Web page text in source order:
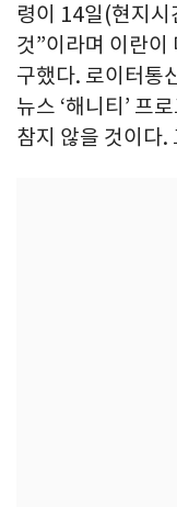
령이 14일(현지시
것”이라며 이란이
구했다. 로이터통
뉴스 ‘해니티’ 프
참지 않을 것이다.